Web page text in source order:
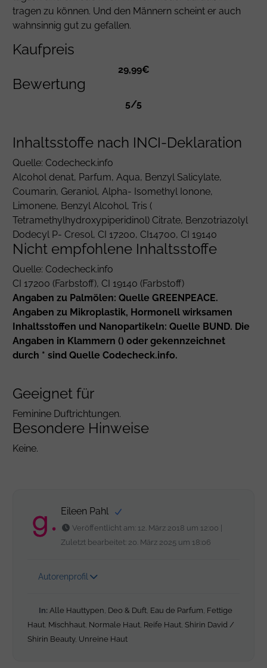
tragen zu können. Und den Männern scheint er auch
wahnsinnig gut zu gefallen.
Kaufpreis
29,99€
Bewertung
5/5
Inhaltsstoffe nach INCI-Deklaration
Quelle: Codecheck.info
Alcohol denat, Parfum,Aqua, Benzyl Salicylate,
Coumarin,Geraniol, Alpha- Isomethyl Ionone,
Limonene, Benzyl Alcohol, Tris (
Tetramethylhydroxypiperidinol) Citrate, Benzotriazolyl
Dodecyl P- Cresol,CI 17200, CI14700, CI 19140
Nicht empfohlene Inhaltsstoffe
Quelle: Codecheck.info
CI 17200 (Farbstoff),CI 19140 (Farbstoff)
Angaben zu Palmölen: Quelle GREENPEACE.
Angaben zu Mikroplastik, Hormonell wirksamen
Inhaltsstoffen und Nanopartikeln: Quelle BUND. Die
Angaben in Klammern () oder gekennzeichnet
durch * sind Quelle Codecheck.info.
Geeignet für
Feminine Duftrichtungen.
Besondere Hinweise
Keine.
Eileen Pahl
Veröffentlicht am: 12. März 2018 um 12:00 |
Zuletzt bearbeitet: 20. März 2025 um 18:06
Autorenprofil
In: Alle Hauttypen Deo & Duft Eau de Parfum Fettige
Haut Mischhaut Normale Haut Reife Haut ,Shirin David /
Shirin Beauty, Unreine Haut